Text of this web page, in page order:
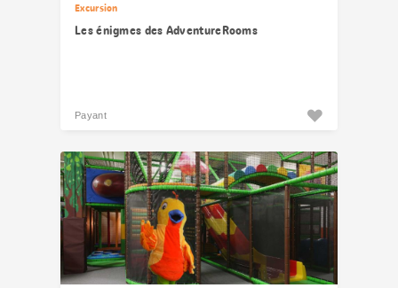
Excursion
Les énigmes des AdventureRooms
Payant